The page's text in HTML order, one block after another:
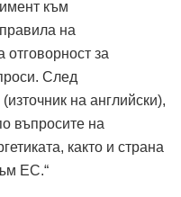
към
на
за
След
на английски),
въпросите на
както и страна
ЕС.“